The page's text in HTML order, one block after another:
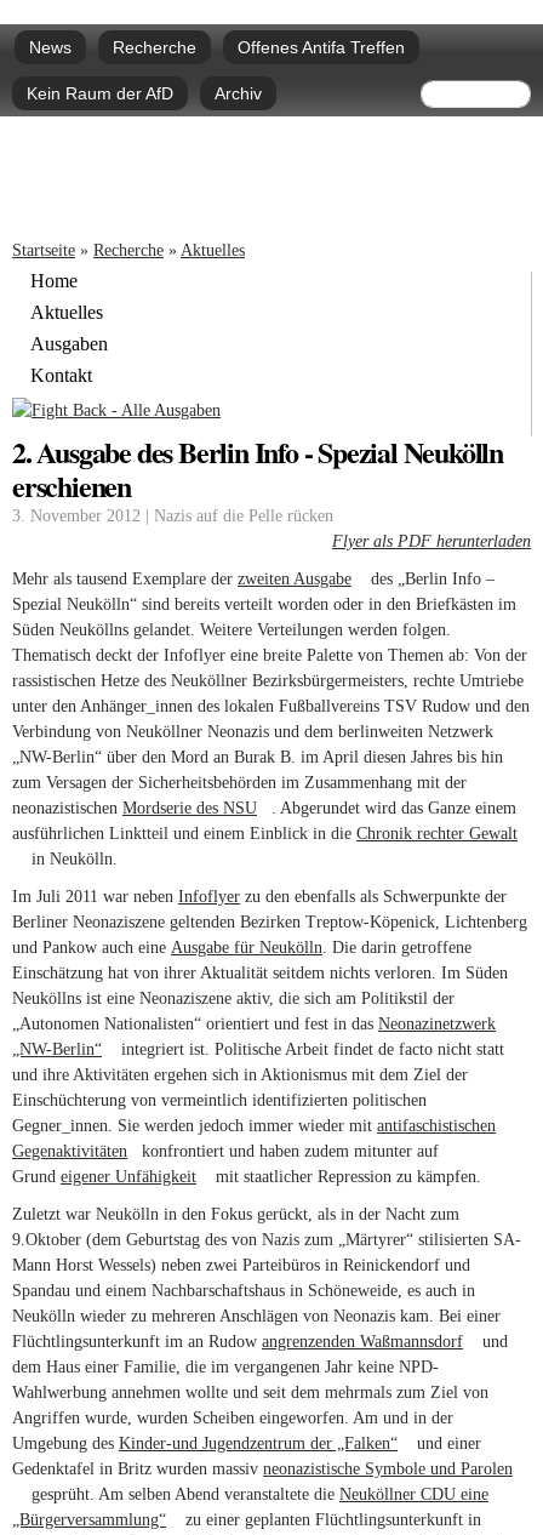
zum
Hauptmenü
News Recherche Offenes Antifa Treffen
Kein Raum der AfD Archiv Suche
Sie sind hier
Startseite » Recherche » Aktuelles
Home
Aktuelles
Ausgaben
Kontakt
2. Ausgabe des Berlin Info - Spezial Neukölln
erschienen
3. November 2012 | Nazis auf die Pelle rücken
Flyer als PDF herunterladen
Mehr als tausend Exemplare der zweiten Ausgabe (link is external)
des „Berlin Info –
Spezial Neukölln“ sind bereits verteilt worden oder in den Briefkästen im
Süden Neuköllns gelandet. Weitere Verteilungen werden folgen.
Thematisch deckt der Infoflyer eine breite Palette von Themen ab: Von der
rassistischen Hetze des Neuköllner Bezirksbürgermeisters, rechte Umtriebe
unter den Anhänger_innen des lokalen Fußballvereins TSV Rudow und den
Verbindung von Neuköllner Neonazis und dem berlinweiten Netzwerk
„NW-Berlin“ über den Mord an Burak B. im April diesen Jahres bis hin
zum Versagen der Sicherheitsbehörden im Zusammenhang mit der
neonazistischen Mordserie des NSU (link is external)
. Abgerundet wird das Ganze einem
ausführlichen Linktteil und einem Einblick in die Chronik rechter Gewalt
(link is external)
in Neukölln.
Im Juli 2011 war neben Infoflyer zu den ebenfalls als Schwerpunkte der
Berliner Neonaziszene geltenden Bezirken Treptow-Köpenick, Lichtenberg
und Pankow auch eine Ausgabe für Neukölln. Die darin getroffene
Einschätzung hat von ihrer Aktualität seitdem nichts verloren. Im Süden
Neuköllns ist eine Neonaziszene aktiv, die sich am Politikstil der
„Autonomen Nationalisten“ orientiert und fest in das Neonazinetzwerk
„NW-Berlin“ (link is external)
integriert ist. Politische Arbeit findet de facto nicht statt
und ihre Aktivitäten ergehen sich in Aktionismus mit dem Ziel der
Einschüchterung von vermeintlich identifizierten politischen
Gegner_innen. Sie werden jedoch immer wieder mit antifaschistischen
Gegenaktivitäten (link is external)
konfrontiert und haben zudem mitunter auf
Grund eigener Unfähigkeit (link is external)
mit staatlicher Repression zu kämpfen.
Zuletzt war Neukölln in den Fokus gerückt, als in der Nacht zum
9.Oktober (dem Geburtstag des von Nazis zum „Märtyrer“ stilisierten SA-
Mann Horst Wessels) neben zwei Parteibüros in Reinickendorf und
Spandau und einem Nachbarschaftshaus in Schöneweide, es auch in
Neukölln wieder zu mehreren Anschlägen von Neonazis kam. Bei einer
Flüchtlingsunterkunft im an Rudow angrenzenden Waßmannsdorf (link is
und
dem Haus einer Familie, die im vergangenen Jahr keine NPD-
Wahlwerbung annehmen wollte und seit dem mehrmals zum Ziel von
Angriffen wurde, wurden Scheiben eingeworfen. Am und in der
Umgebung des Kinder-und Jugendzentrum der „Falken“ (link is external)
und einer
Gedenktafel in Britz wurden massiv neonazistische Symbole und Parolen
(link is external)
gesprüht. Am selben Abend veranstaltete die Neuköllner CDU eine
„Bürgerversammlung“ (link is external)
zu einer geplanten Flüchtlingsunterkunft in